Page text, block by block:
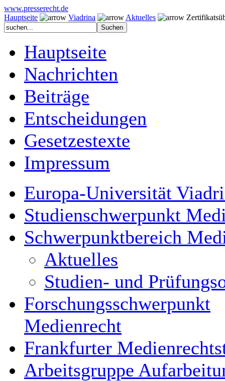
www.presserecht.de
Hauptseite
Viadrina Aktuelles
Hauptseite
Nachrichten
Beiträge
Entscheidungen
Gesetzestexte
Impressum
Europa-Universität
Studienschwerpunkt
Schwerpunktbereich
Aktuelles
Studien- und
Forschungsschwerpunkt
Medienrecht
Frankfurter
Arbeitsgruppe